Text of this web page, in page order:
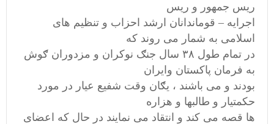
ریس جمهور و ریس
اجرایه – قوماندانان ارشد احزاب و تنظیم های
اسلامی به شمار می روند که
در تمام طول ۳۸ سال جنګ نوکران و مزدوران ګوش
به فرمان پاکستان وایران
بودند و می باشند ، یګان وقت شفیع عیار در مورد
حکمتیار و طالبها و هزاره
ها قصه می کند و انتقاد می نمایند در حال که اعضای